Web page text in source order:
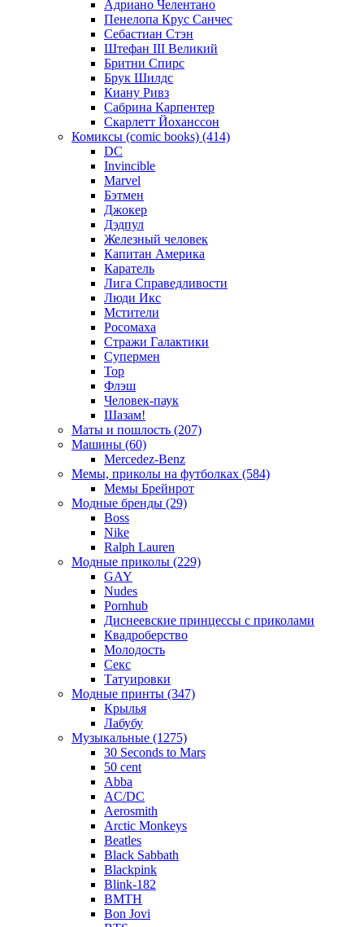
Адриано Челентано
Пенелопа Крус Санчес
Себастиан Стэн
Штефан III Великий
Бритни Спирс
Брук Шилдс
Киану Ривз
Сабрина Карпентер
Скарлетт Йоханссон
Комиксы (comic books) (414)
DC
Invincible
Marvel
Бэтмен
Джокер
Дэдпул
Железный человек
Капитан Америка
Каратель
Лига Справедливости
Люди Икс
Мстители
Росомаха
Стражи Галактики
Супермен
Тор
Флэш
Человек-паук
Шазам!
Маты и пошлость (207)
Машины (60)
Mercedez-Benz
Мемы, приколы на футболках (584)
Мемы Брейнрот
Модные бренды (29)
Boss
Nike
Ralph Lauren
Модные приколы (229)
GAY
Nudes
Pornhub
Диснеевские принцессы с приколами
Квадроберство
Молодость
Секс
Татуировки
Модные принты (347)
Крылья
Лабубу
Музыкальные (1275)
30 Seconds to Mars
50 cent
Abba
AC/DC
Aerosmith
Arctic Monkeys
Beatles
Black Sabbath
Blackpink
Blink-182
BMTH
Bon Jovi